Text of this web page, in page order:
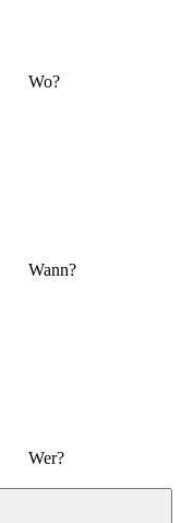
Wo?
Wann?
Wer?